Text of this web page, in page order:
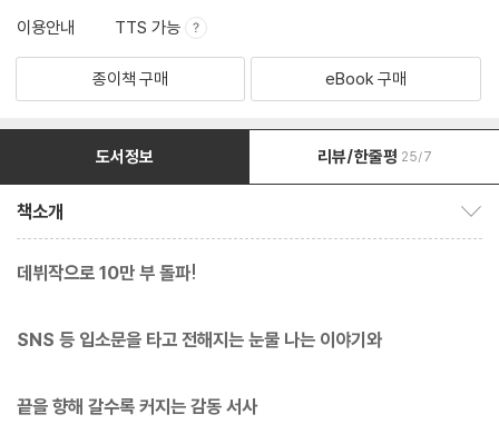
이용안내 TTS 가능
종이책 구매 eBook 구매
도서정보 리뷰/한줄평 25/7
책소개
데뷔작으로 10만 부 돌파!
SNS 등 입소문을 타고 전해지는 눈물 나는 이야기와
끝을 향해 갈수록 커지는 감동 서사